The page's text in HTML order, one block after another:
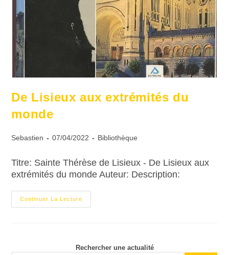
De Lisieux aux extrémités du
monde
Sebastien 07/04/2022 Bibliothèque
Titre: Sainte Thérèse de Lisieux - De Lisieux aux
extrémités du monde Auteur: Description:
Continuer La Lecture
Rechercher une actualité